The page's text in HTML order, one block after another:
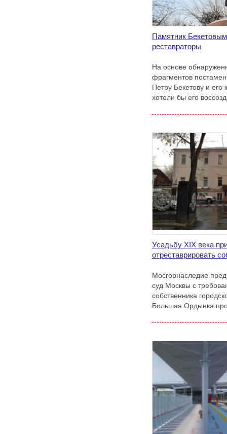
Памятник
реставраторы
На основе
фрагментов
Петру Бекетову и
хотели бы его
Усадьбу XIX века
отреставрировать
Мосгорнаследие
суд Москвы с
собственника
Большая Ордынка